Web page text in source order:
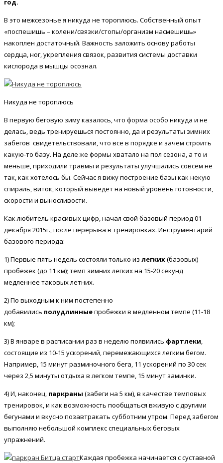
год.
В это межсезонье я никуда не тороплюсь. Собственный опыт
«поспешишь – колени/связки/стопы/организм насмешишь»
накоплен достаточный. Важность заложить основу работы
сердца, ног, укрепления связок, развития системы доставки
кислорода в мышцы осознал.
Никуда не тороплюсь
В первую беговую зиму казалось, что форма особо никуда и не
делась, ведь тренируешься постоянно, да и результаты зимних
забегов свидетельствовали, что все в порядке и зачем строить
какую-то базу. На деле же формы хватало на пол сезона, а то и
меньше, приходили травмы и результаты улучшались совсем не
так, как хотелось бы. Сейчас я вижу построение базы как некую
спираль, виток, который выведет на новый уровень готовности,
скорости и выносливости.
Как любитель красивых цифр, начал свой базовый период 01
декабря 2015г., после перерыва в тренировках. Инструментарий
базового периода:
1) Первые пять недель состояли только из легких(базовых)
пробежек (до 11 км); темп зимних легких на 15-20 секунд
медленнее таковых летних.
2) По выходным к ним постепенно
добавились полудлинныепробежки в медленном темпе (11-18
км);
3) В январе в расписании раз в неделю появились фартлеки,
состоящие из 10-15 ускорений, перемежающихся легким бегом.
Например, 15 минут разминочного бега, 11 ускорений по 30 сек
через 2,5 минуты отдыха в легком темпе, 15 минут заминки.
4) И, наконец, паркраны (забеги на 5 км), в качестве темповых
тренировок, и как возможность пообщаться вживую с другими
бегунами и вкусно позавтракать субботним утром. Перед забегом
выполняю небольшой комплекс специальных беговых
упражнений.
Каждая пробежка начинается с суставной